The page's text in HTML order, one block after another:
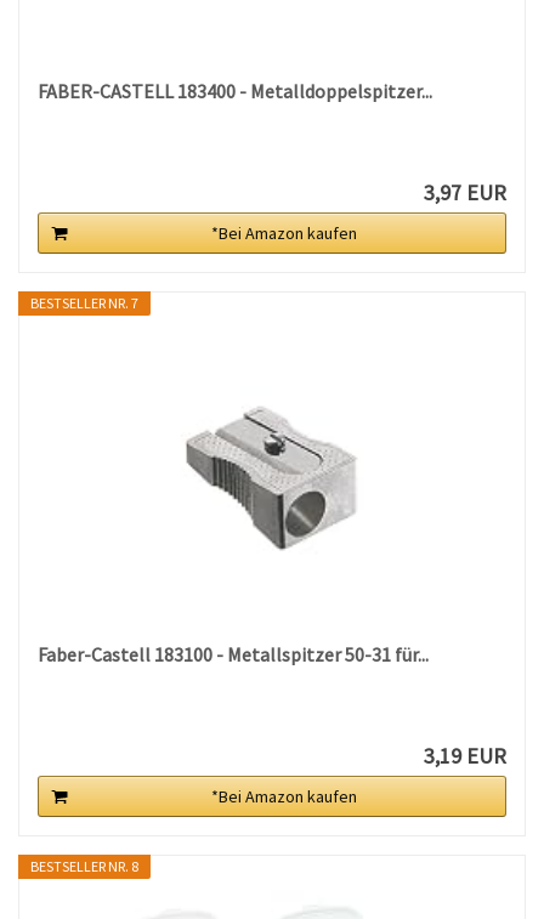
FABER-CASTELL 183400 - Metalldoppelspitzer...
3,97 EUR
*Bei Amazon kaufen
BESTSELLER NR. 7
Faber-Castell 183100 - Metallspitzer 50-31 für...
3,19 EUR
*Bei Amazon kaufen
BESTSELLER NR. 8